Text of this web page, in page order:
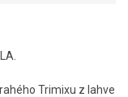
Trimixu z lahve